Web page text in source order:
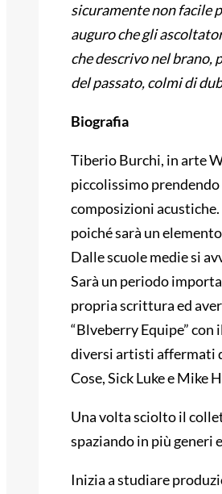
sicuramente non facile
auguro che gli
che descrivo nel brano,
del passato, colmi di
Biografia
Tiberio Burchi, in arte
piccolissimo
composizioni
poiché sarà un
Dalle scuole medie si
Sarà un periodo
propria scrittura ed
“Blveberry Equipe”
diversi artisti affermati
Cose, Sick Luke e Mike
Una volta sciolto il
spaziando in più generi
Inizia a studiare